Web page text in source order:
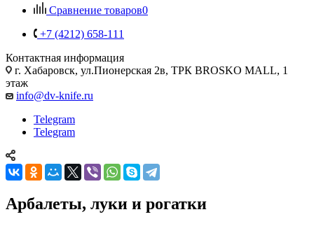
Сравнение товаров0
+7 (4212) 658-111
Контактная информация
г. Хабаровск, ул.Пионерская 2в, ТРК BROSKO MALL, 1
этаж
info@dv-knife.ru
Telegram
Telegram
Арбалеты, луки и рогатки